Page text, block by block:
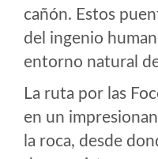
cañón. Estos
del ingenio
entorno natural
La ruta por las
en un
la roca, desde